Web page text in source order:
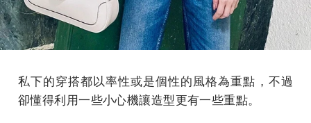
私下的穿搭都以率性或是個性的風格為重點，不過
卻懂得利用一些小心機讓造型更有一些重點。